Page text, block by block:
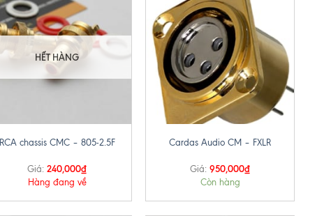
HẾT HÀNG
RCA chassis CMC – 805-2.5F
Giá: 240,000₫
Hàng đang về
+
Cardas Audio CM – FXLR
Giá: 950,000₫
Còn hàng